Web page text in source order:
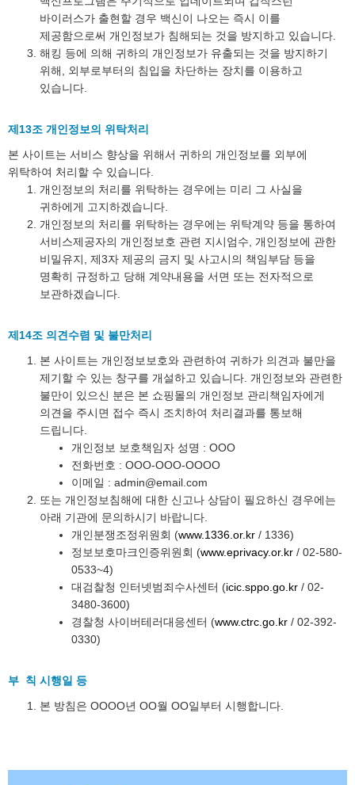
바이러스가 출현할 경우 백신이 나오는 즉시 이를
제공함으로써 개인정보가 침해되는 것을 방지하고 있습니다.
해킹 등에 의해 귀하의 개인정보가 유출되는 것을 방지하기
위해, 외부로부터의 침입을 차단하는 장치를 이용하고
있습니다.
제13조 개인정보의 위탁처리
본 사이트는 서비스 향상을 위해서 귀하의 개인정보를 외부에
위탁하여 처리할 수 있습니다.
개인정보의 처리를 위탁하는 경우에는 미리 그 사실을
귀하에게 고지하겠습니다.
개인정보의 처리를 위탁하는 경우에는 위탁계약 등을 통하여
서비스제공자의 개인정보호 관련 지시엄수, 개인정보에 관한
비밀유지, 제3자 제공의 금지 및 사고시의 책임부담 등을
명확히 규정하고 당해 계약내용을 서면 또는 전자적으로
보관하겠습니다.
제14조 의견수렴 및 불만처리
본 사이트는 개인정보보호와 관련하여 귀하가 의견과 불만을
제기할 수 있는 창구를 개설하고 있습니다. 개인정보와 관련한
불만이 있으신 분은 본 쇼핑몰의 개인정보 관리책임자에게
의견을 주시면 접수 즉시 조치하여 처리결과를 통보해
드립니다.
개인정보 보호책임자 성명 : OOO
전화번호 : OOO-OOO-OOOO
이메일 : admin@email.com
또는 개인정보침해에 대한 신고나 상담이 필요하신 경우에는
아래 기관에 문의하시기 바랍니다.
개인분쟁조정위원회 (www.1336.or.kr / 1336)
정보보호마크인증위원회 (www.eprivacy.or.kr / 02-580-
0533~4)
대검찰청 인터넷범죄수사센터 (icic.sppo.go.kr / 02-
3480-3600)
경찰청 사이버테러대응센터 (www.ctrc.go.kr / 02-392-
0330)
부 칙 시행일 등
본 방침은 OOOO년 OO월 OO일부터 시행합니다.